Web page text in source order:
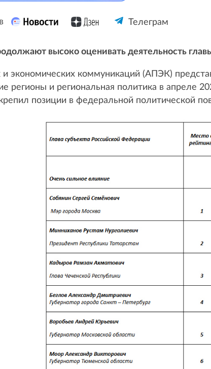
Телеграм
высоко оценивать деятельность
и экономических коммуникаций (АПЭК)
регионы и региональная политика в апреле
позиции в федеральной политической